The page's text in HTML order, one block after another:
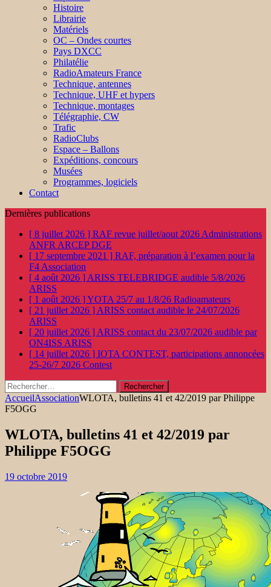
Histoire
Librairie
Matériels
OC – Ondes courtes
Pays DXCC
Philatélie
RadioAmateurs France
Technique, antennes
Technique, UHF et hypers
Technique, montages
Télégraphie, CW
Trafic
RadioClubs
Espace – Ballons
Expéditions, concours
Musées
Programmes, logiciels
Contact
Dernières publications
[ 8 juillet 2026 ] RAF revue juillet/aout 2026 Administrations
ANFR ARCEP DGE
[ 17 septembre 2021 ] RAF, préparation à l’examen pour la
F4 Association
[ 4 août 2026 ] ARISS TELEBRIDGE audible 5/8/2026
ARISS
[ 1 août 2026 ]YOTA 25/7 au 1/8/26 Radioamateurs
[ 21 juillet 2026 ] ARISS contact audible le 24/07/2026
ARISS
[ 20 juillet 2026 ] ARISS contact du 23/07/2026 audible par
ON4ISS ARISS
[ 14 juillet 2026 ] IOTA CONTEST, participations annoncées
25-26/7 2026 Contest
Rechercher :
AccueilAssociationWLOTA, bulletins 41 et 42/2019 par Philippe
F5OGG
WLOTA, bulletins 41 et 42/2019 par
Philippe F5OGG
19 octobre 2019